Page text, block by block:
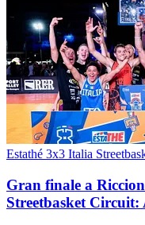
Estathé 3x3 Italia
Gran finale a
Streetbasket